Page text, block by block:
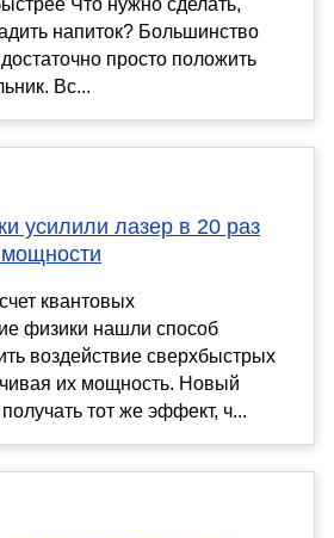
Что нужно сделать,
напиток? Большинство
просто положить
Вс...
усилили лазер в 20 раз
квантовых
физики нашли способ
воздействие сверхбыстрых
их мощность. Новый
тот же эффект, ч...